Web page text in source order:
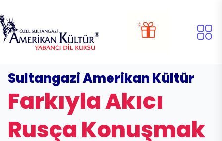
Sultangazi Amerikan Kültür
Farkıyla Akıcı
Rusça Konuşmak